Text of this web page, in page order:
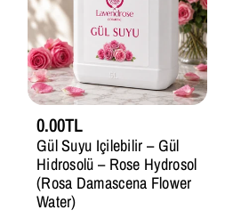
Gül Suyu Içilebilir – Gül
Hidrosolü – Rose Hydrosol
(Rosa Damascena Flower
Water)
0.00TL